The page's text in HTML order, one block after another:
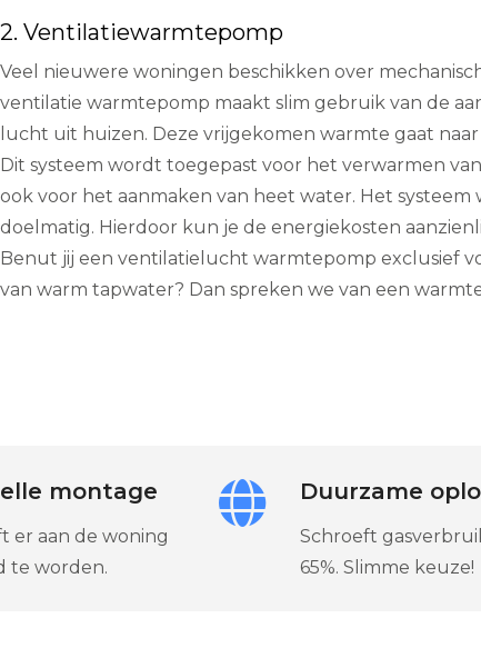
2. Ventilatiewarmtepomp
Veel nieuwere woningen beschikken over
ventilatie warmtepomp maakt slim gebruik van de
lucht uit huizen. Deze vrijgekomen warmte gaat
Dit systeem wordt toegepast voor het verwarmen
ook voor het aanmaken van heet water. Het systeem
doelmatig. Hierdoor kun je de energiekosten
Benut jij een ventilatielucht warmtepomp exclusief
van warm tapwater? Dan spreken we van een
montage
er aan de woning
te worden.
Duurzame
Schroeft
65%. Slimme keuze!